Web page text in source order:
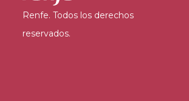
Renfe. Todos los derechos
reservados.